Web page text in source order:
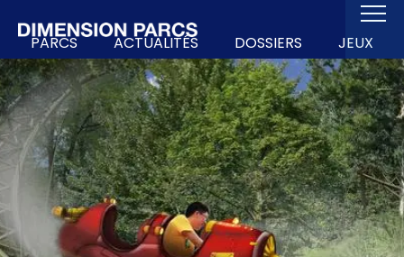
PARCS ACTUALITÉS DOSSIERS JEUX